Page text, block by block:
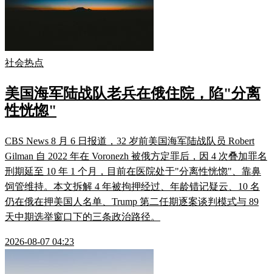
社会热点
美国海军陆战队老兵在俄住院，陷"分离
性恍惚"
CBS News 8 月 6 日报道，32 岁前美国海军陆战队员 Robert
Gilman 自 2022 年在 Voronezh 被俄方定罪后，因 4 次叠加罪名
刑期延至 10 年 1 个月，目前在医院处于"分离性恍惚"、靠鼻
饲管维持。本文拆解 4 年被拘押经过、年龄错记疑云、10 名
仍在俄在押美国人名单、Trump 第二任期逐案谈判模式与 89
天中期选举窗口下的三条政治路径。
2026-08-07 04:23